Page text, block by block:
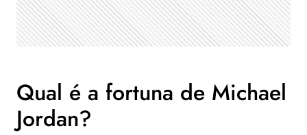
Qual é a fortuna de Michael
Jordan?